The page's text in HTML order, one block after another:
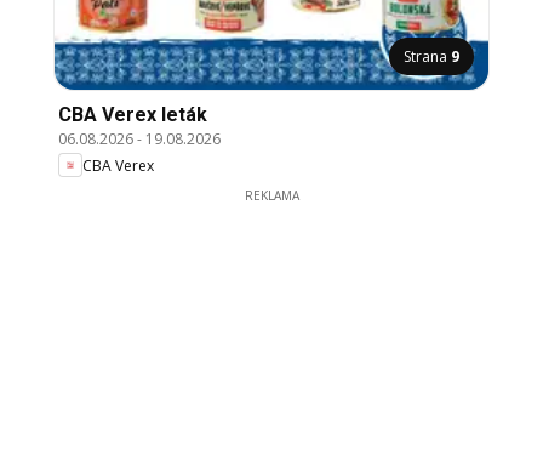
Strana 9
CBA Verex leták
06.08.2026- 19.08.2026
CBA Verex
REKLAMA